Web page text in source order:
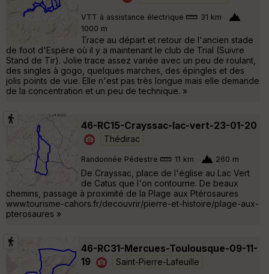
VTT à assistance électrique
31 km
1000 m
Trace au départ et retour de l'ancien stade
de foot d'Espère où il y a maintenant le club de Trial (Suivre
Stand de Tir). Jolie trace assez variée avec un peu de roulant,
des singles à gogo, quelques marches, des épingles et des
jolis points de vue. Elle n'est pas très longue mais elle demande
de la concentration et un peu de technique. »
46-RC15-Crayssac-lac-vert-23-01-20
Thédirac
Randonnée Pédestre 11 km 260 m
De Crayssac, place de l'église au Lac Vert
de Catus que l'on contourne. De beaux
chemins, passage à proximité de la Plage aux Ptérosaures
www.tourisme-cahors.fr/decouvrir/pierre-et-histoire/plage-aux-
pterosaures »
46-RC31-Mercues-Toulousque-09-11-
19
Saint-Pierre-Lafeuille